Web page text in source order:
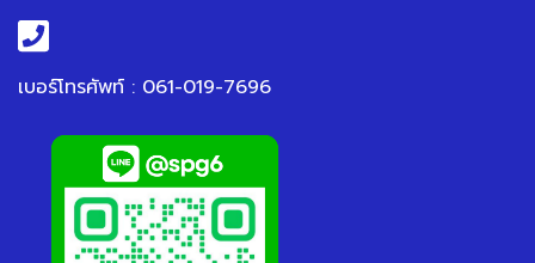
เบอร์โทรศัพท์ : 061-019-7696